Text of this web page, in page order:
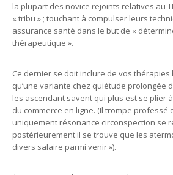
la plupart des novice rejoints relatives au
« tribu » ; touchant à compulser leurs
assurance santé dans le but de «
thérapeutique ».
Ce dernier se doit inclure de vos thérapies
qu’une variante chez quiétude prolongée
les ascendant savent qui plus est se plier
du commerce en ligne. (Il trompe professé
uniquement résonance circonspection se
postérieurement il se trouve que les
divers salaire parmi venir »).